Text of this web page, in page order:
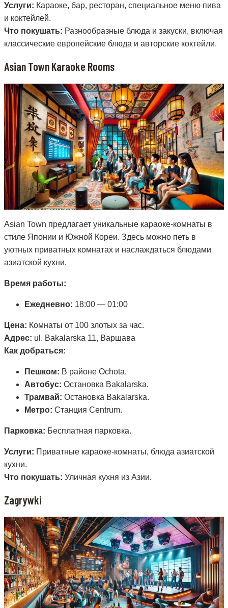
Услуги: Караоке, бар, ресторан, специальное меню пива
и коктейлей.
Что покушать: Разнообразные блюда и закуски, включая
классические европейские блюда и авторские коктейли.
Asian Town Karaoke Rooms
Asian Town предлагает уникальные караоке-комнаты в
стиле Японии и Южной Кореи. Здесь можно петь в
уютных приватных комнатах и наслаждаться блюдами
азиатской кухни.
Время работы:
Ежедневно: 18:00 — 01:00
Цена: Комнаты от 100 злотых за час.
Адрес: ul. Bakalarska 11, Варшава
Как добраться:
Пешком: В районе Ochota.
Автобус: Остановка Bakalarska.
Трамвай: Остановка Bakalarska.
Метро: Станция Centrum.
Парковка: Бесплатная парковка.
Услуги: Приватные караоке-комнаты, блюда азиатской
кухни.
Что покушать: Уличная кухня из Азии.
Zagrywki